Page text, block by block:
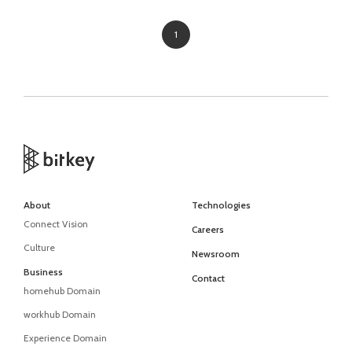
1
About
Connect Vision
Culture
Business
homehub Domain
workhub Domain
Experience Domain
Technologies
Careers
Newsroom
Contact